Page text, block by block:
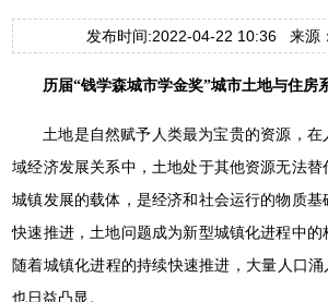
发布时间:2022-04-22 10:36 来源
历届“钱学森城市学金奖”城市土地与住房
土地是自然赋予人类最为宝贵的资源，在
域经济发展关系中，土地处于其他资源无法替
城镇发展的载体，是经济和社会运行的物质基
快速推进，土地问题成为新型城镇化进程中的
随着城镇化进程的持续快速推进，大量人口涌
也日益凸显。